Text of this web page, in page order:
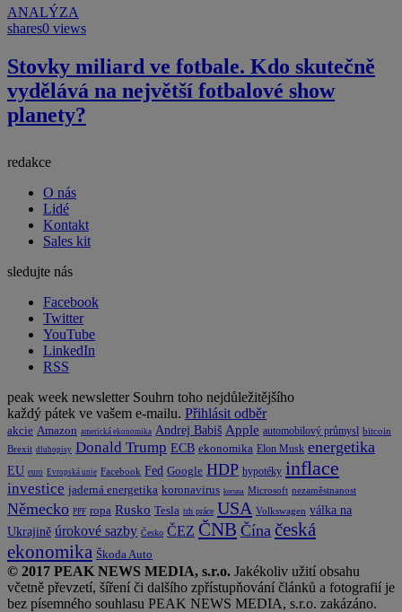
ANALÝZA
shares0 views
Stovky miliard ve fotbale. Kdo skutečně
vydělává na největší fotbalové show
planety?
redakce
O nás
Lidé
Kontakt
Sales kit
sledujte nás
Facebook
Twitter
YouTube
LinkedIn
RSS
peak week newsletter Souhrn toho nejdůležitějšího
každý pátek ve vašem e-mailu. Přihlásit odběr
akcie Amazon americká ekonomika Andrej Babiš Apple automobilový průmysl bitcoin
Brexit dluhopisy Donald Trump ECB ekonomika Elon Musk energetika
EU euro Evropská unie Facebook Fed Google HDP hypotéky inflace
investice jaderná energetika koronavirus koruna Microsoft nezaměstnanost
Německo PPF ropa Rusko Tesla trh práce USA Volkswagen válka na
Ukrajině úrokové sazby Česko ČEZ ČNB Čína česká
ekonomika Škoda Auto
© 2017 PEAK NEWS MEDIA, s.r.o. Jakékoliv užití obsahu
včetně převzetí, šíření či dalšího zpřístupňování článků a fotografií je
bez písemného souhlasu PEAK NEWS MEDIA, s.r.o. zakázáno.